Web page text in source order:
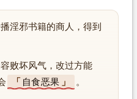
淫邪书籍的商人，得到
败坏风气，改过方能
自食恶果 。